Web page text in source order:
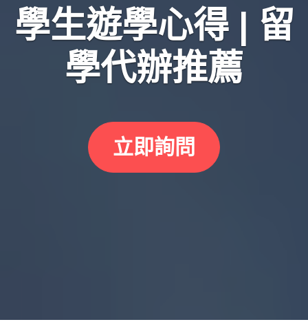
學生遊學心得 | 留
學代辦推薦
立即詢問